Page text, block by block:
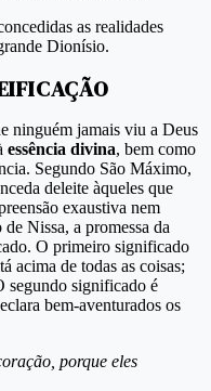
as realidades
Dionísio.
ninguém jamais viu a Deus
essência divina, bem como
Segundo São Máximo,
deleite àqueles que
exaustiva nem
Nissa, a promessa da
O primeiro significado
acima de todas as coisas;
segundo significado é
bem-aventurados os
porque eles